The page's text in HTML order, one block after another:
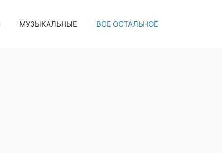
МУЗЫКАЛЬНЫЕ ВСЕ ОСТАЛЬНОЕ